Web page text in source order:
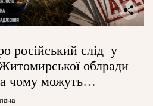
російський слід у
облради
чому можуть